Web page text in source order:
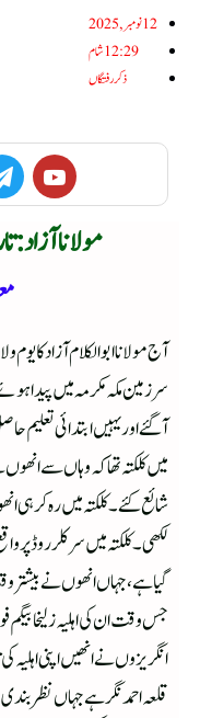
12نومبر, 2025
12:29 شام
ذکر رفتگاں
مولانا آزاد
سرزمین مکہ مکرمہ میں پیدا
آگئے اور یہیں ابتدائی
میں کلکتہ تھا کہ وہاں سے
شائع کئے۔کلکتہ میں رہ کر ہی
لکھی۔ کلکتہ میں سرکلر روڈ پر
گیا ہے، جہاں انھوں نے بیشتر
جس وقت ان کی اہلیہ زلیخا بیگم
انگریزوں نے انھیں اپنی
قلعہ احمد نگر ہے جہاں نظر